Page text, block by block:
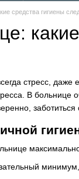
средства гигиены
стресс, даже
В